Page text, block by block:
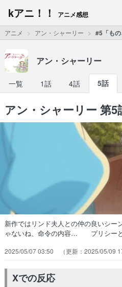
kアニ！！ アニメ感想
アニメ アン・シャーリー #5「も
アン・シャーリー
一覧 1話 4話 5話
アン・シャーリー 第5
新作ではリンド夫人との仲の良いシ
ゃないね、命令の内容… プリシーと
どもうなんというか、とにかく… さ
ジェンダーは映画よりキツイなあ。
いた笑安定のス… ・
2025/05/07 03:50 2025/05/09
Xでの反応